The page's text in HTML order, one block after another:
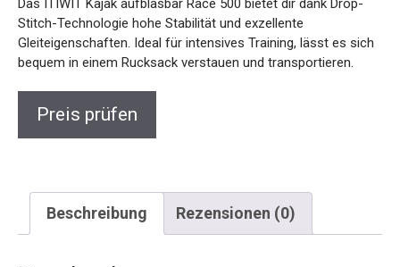
Stitch-Technologie hohe Stabilität und exzellente
Gleiteigenschaften. Ideal für intensives Training, lässt es
sich bequem in einem Rucksack verstauen und
transportieren.
Preis prüfen
Beschreibung Rezensionen (0)